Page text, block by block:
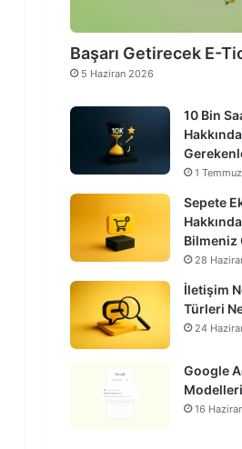
Başarı Getirecek E-
5 Haziran 2026
10 Bin
1
Sepete
Bilmeniz
28
İletişim
Türleri
24
Google
Modelleri
16